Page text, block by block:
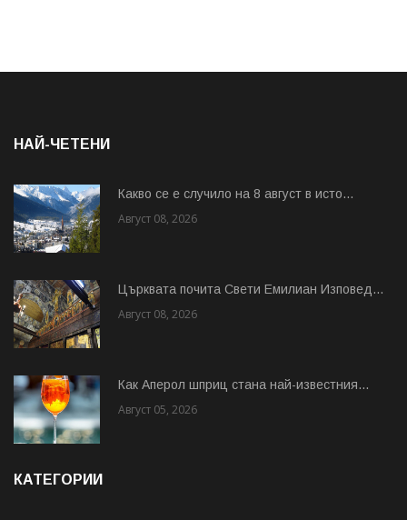
НАЙ-ЧЕТЕНИ
Какво се е случило на 8 август в исто...
Август 08, 2026
Църквата почита Свeти Емилиан Изповед...
Август 08, 2026
Как Аперол шприц стана най-известния...
Август 05, 2026
КАТЕГОРИИ